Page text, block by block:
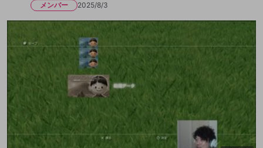
メンバー
2025/8/3